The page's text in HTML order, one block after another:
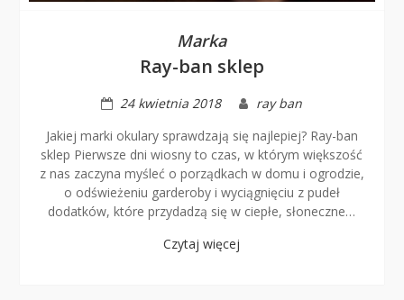
Marka
Ray-ban sklep
24 kwietnia 2018
ray ban
Jakiej marki okulary sprawdzają się najlepiej? Ray-ban
sklep Pierwsze dni wiosny to czas, w którym większość
z nas zaczyna myśleć o porządkach w domu i ogrodzie,
o odświeżeniu garderoby i wyciągnięciu z pudeł
dodatków, które przydadzą się w ciepłe, słoneczne…
Czytaj więcej